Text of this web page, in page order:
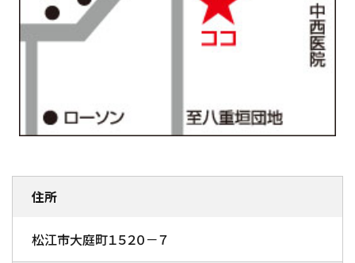
住所
松江市大庭町１５２０－７